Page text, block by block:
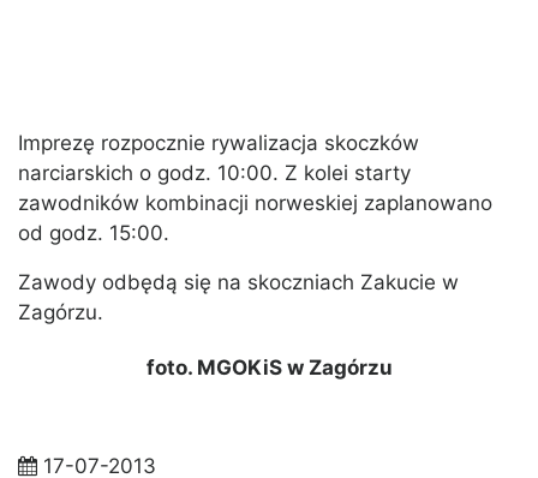
Imprezę rozpocznie rywalizacja skoczków
narciarskich o godz. 10:00. Z kolei starty
zawodników kombinacji norweskiej zaplanowano
od godz. 15:00.
Zawody odbędą się na skoczniach Zakucie w
Zagórzu.
foto. MGOKiS w Zagórzu
17-07-2013